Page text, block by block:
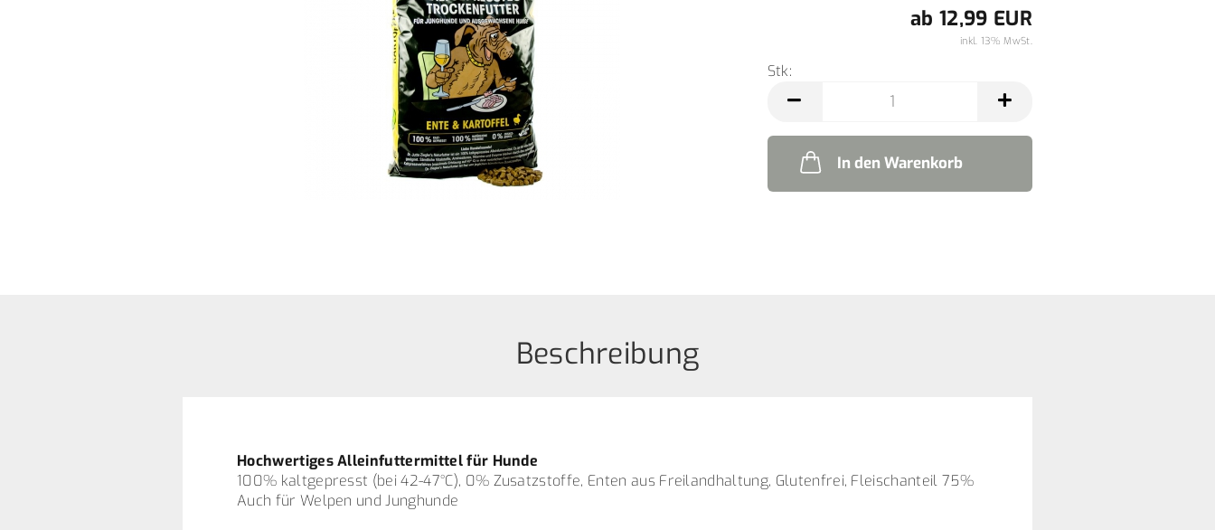
ab 12,99 EUR
inkl. 13% MwSt.
Stk:
Stk
In den Warenkorb
Beschreibung
Hochwertiges Alleinfuttermittel für Hunde
100% kaltgepresst (bei 42-47°C), 0% Zusatzstoffe, Enten aus Freilandhaltung, Glutenfrei, Fleischanteil 75%
Auch für Welpen und Junghunde